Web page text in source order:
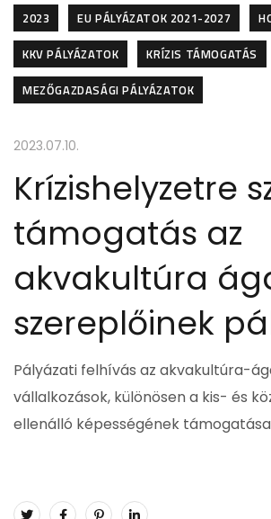
2023 EU PÁLYÁZATOK 2021-2027
KKV PÁLYÁZATOK
KRÍZIS TÁMOGATÁS
MEZŐGAZDASÁGI PÁLYÁZATOK
2023.07.10.
Krízishelyzetre
támogatás az
akvakultúra
szereplőinek
Pályázati felhívás az akvakultúra-
vállalkozások, különösen a kis- és
ellenálló képességének